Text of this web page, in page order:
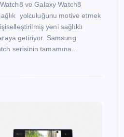
ve Galaxy Watch8
yolculuğunu motive etmek
yeni sağlıklı
getiriyor. Samsung
serisinin tamamına…